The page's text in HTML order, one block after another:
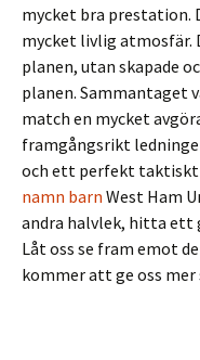
mycket bra prestation.
mycket livlig atmosfär.
planen, utan skapade
planen. Sammantaget
match en mycket
framgångsrikt
och ett perfekt taktiskt
namn barn West Ham
andra halvlek, hitta ett
Låt oss se fram emot
kommer att ge oss mer